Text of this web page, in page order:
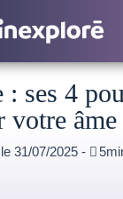
: ses 4
votre âme
31/07/2025 - 